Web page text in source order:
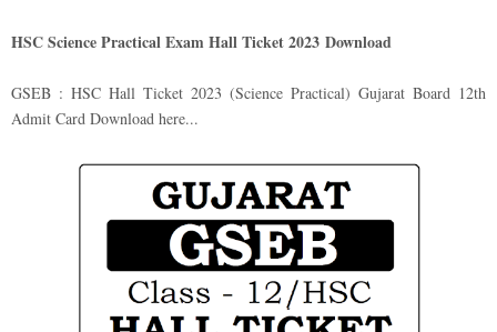
HSC Science Practical Exam Hall Ticket 2023 Download
GSEB : HSC Hall Ticket 2023 (Science Practical) Gujarat Board 12th
Admit Card Download here...